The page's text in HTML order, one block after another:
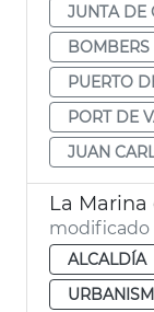
JUNTA DE
BOMBERS
PUERTO
PORT DE
JUAN
La
modificado
ALCALDÍA